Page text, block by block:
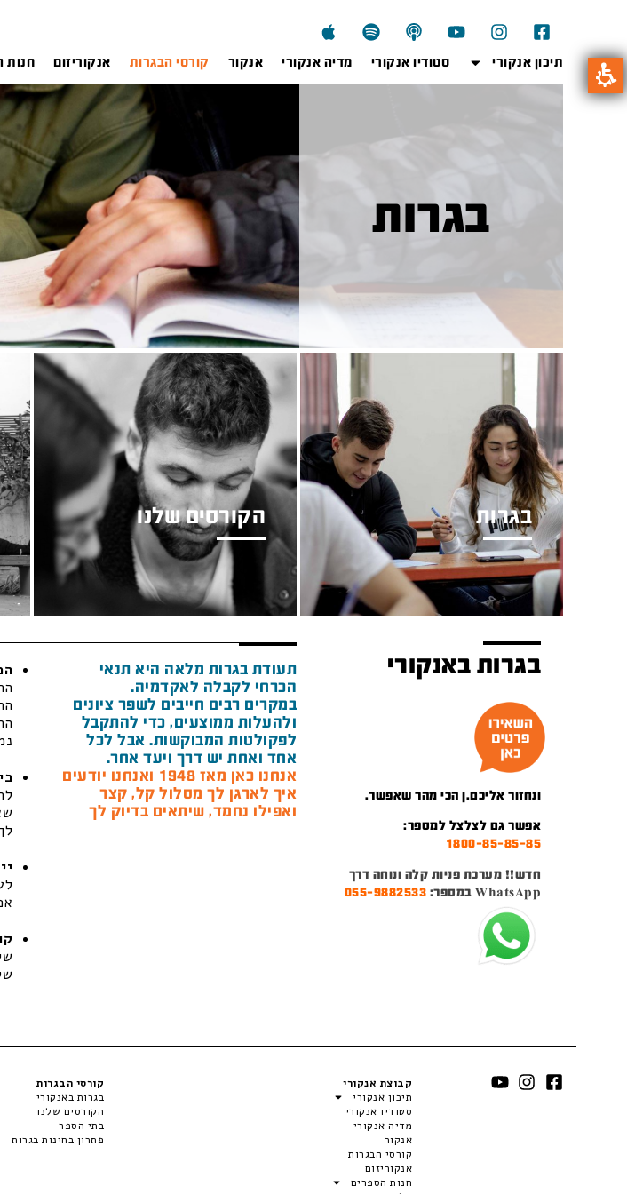
תיכון אנקורי סטודיו אנקורי מדיה אנקורי אנקור קורסי הבגרות אנקוריזום חנות
בגרות
בגרות הקורסים שלנו
בגרות באנקורי
ונחזור אליכם.ן הכי מהר שאפשר.
אפשר גם לצלצל למספר:
1800-85-85-85
חדש!! מערכת פניות קלה ונוחה דרך
WhatsApp במספר:
055-9882533
תעודת בגרות מלאה היא תנאי
הכרחי לקבלה לאקדמיה.
במקרים רבים חייבים לשפר ציונים
ולהעלות ממוצעים, כדי להתקבל
לפקולטות המבוקשות. אבל לכל
אחד ואחת יש דרך ויעד אחר.
אנחנו כאן מאז 1948 ואנחנו יודעים
איך לארגן לך מסלול קל, קצר
ואפילו נחמד, שיתאים בדיוק לך
קבוצת אנקורי
תיכון אנקורי
סטודיו אנקורי
מדיה אנקורי
אנקור
קורסי הבגרות
אנקוריזום
חנות הספרים
קורסי הבגרות
בגרות באנקורי
הקורסים שלנו
בתי הספר
פתרון בחינות בגרות